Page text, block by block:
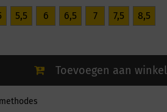
5,5 6 6,5 7 7,5 8,5
Toevoegen aan